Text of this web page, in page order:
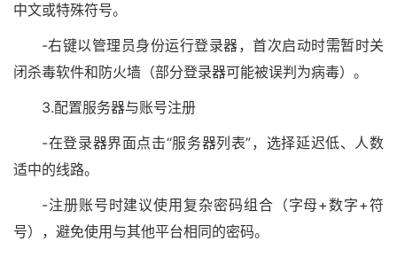
中文或特殊符号。
-右键以管理员身份运行登录器，首次启动时需暂时关
闭杀毒软件和防火墙（部分登录器可能被误判为病毒）。
3.配置服务器与账号注册
-在登录器界面点击“服务器列表”，选择延迟低、人数
适中的线路。
-注册账号时建议使用复杂密码组合（字母+数字+符
号），避免使用与其他平台相同的密码。